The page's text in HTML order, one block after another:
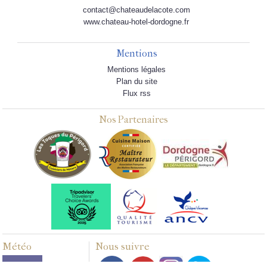
contact@chateaudelacote.com
www.chateau-hotel-dordogne.fr
Mentions
Mentions légales
Plan du site
Flux rss
Nos Partenaires
Météo Nous suivre